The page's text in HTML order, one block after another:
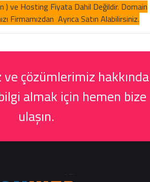
) ve Hosting Fiyata Dahil Değildir. Domain
Firmamızdan Ayrıca Satın Alabilirsiniz.
çözümlerimiz hakkında
almak için hemen bize
ulaşın.